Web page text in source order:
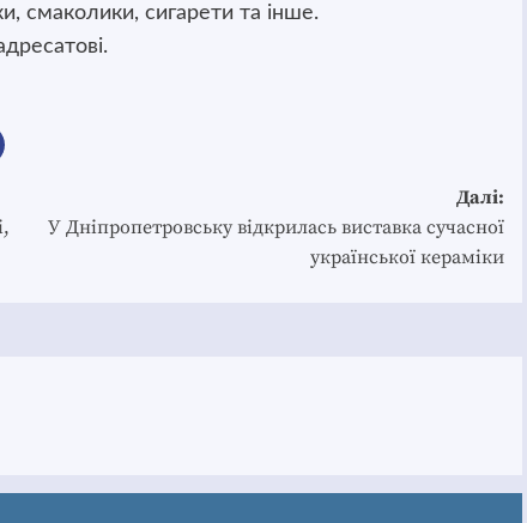
смаколики, сигарети та інше.
Далі:
У Дніпропетровську відкрилась виставка сучасної
української кераміки